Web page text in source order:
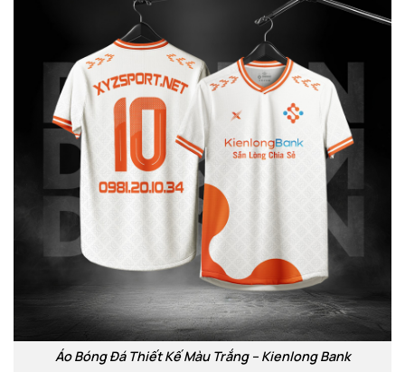
Áo Bóng Đá Thiết Kế Màu Trắng – Kienlong Bank